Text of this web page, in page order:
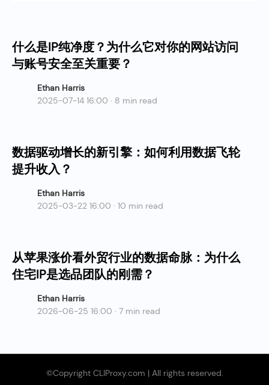
什么是IP纯净度？为什么它对你的网站访问
与账号安全至关重要？
Ethan Harris
2025-07-14 16:00 · 8 min read
数据驱动增长的新引擎：如何利用数据飞轮
提升收入？
Ethan Harris
2025-03-22 16:00 · 10 min read
从苹果涨价看外贸行业的数据命脉：为什么
住宅IP是选品团队的刚需？
Ethan Harris
2026-06-25 16:00 · 7 min read
©Copyright CLIProxy.com | All rights reserved.